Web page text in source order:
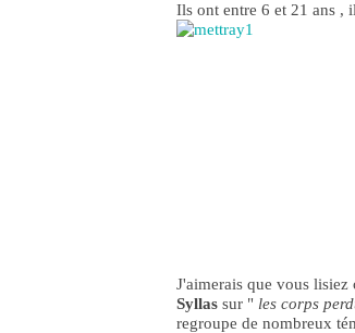
Ils ont entre 6 et 21 ans ,
J'aimerais que vous lisiez
Syllas sur " les corps
regroupe de nombreux